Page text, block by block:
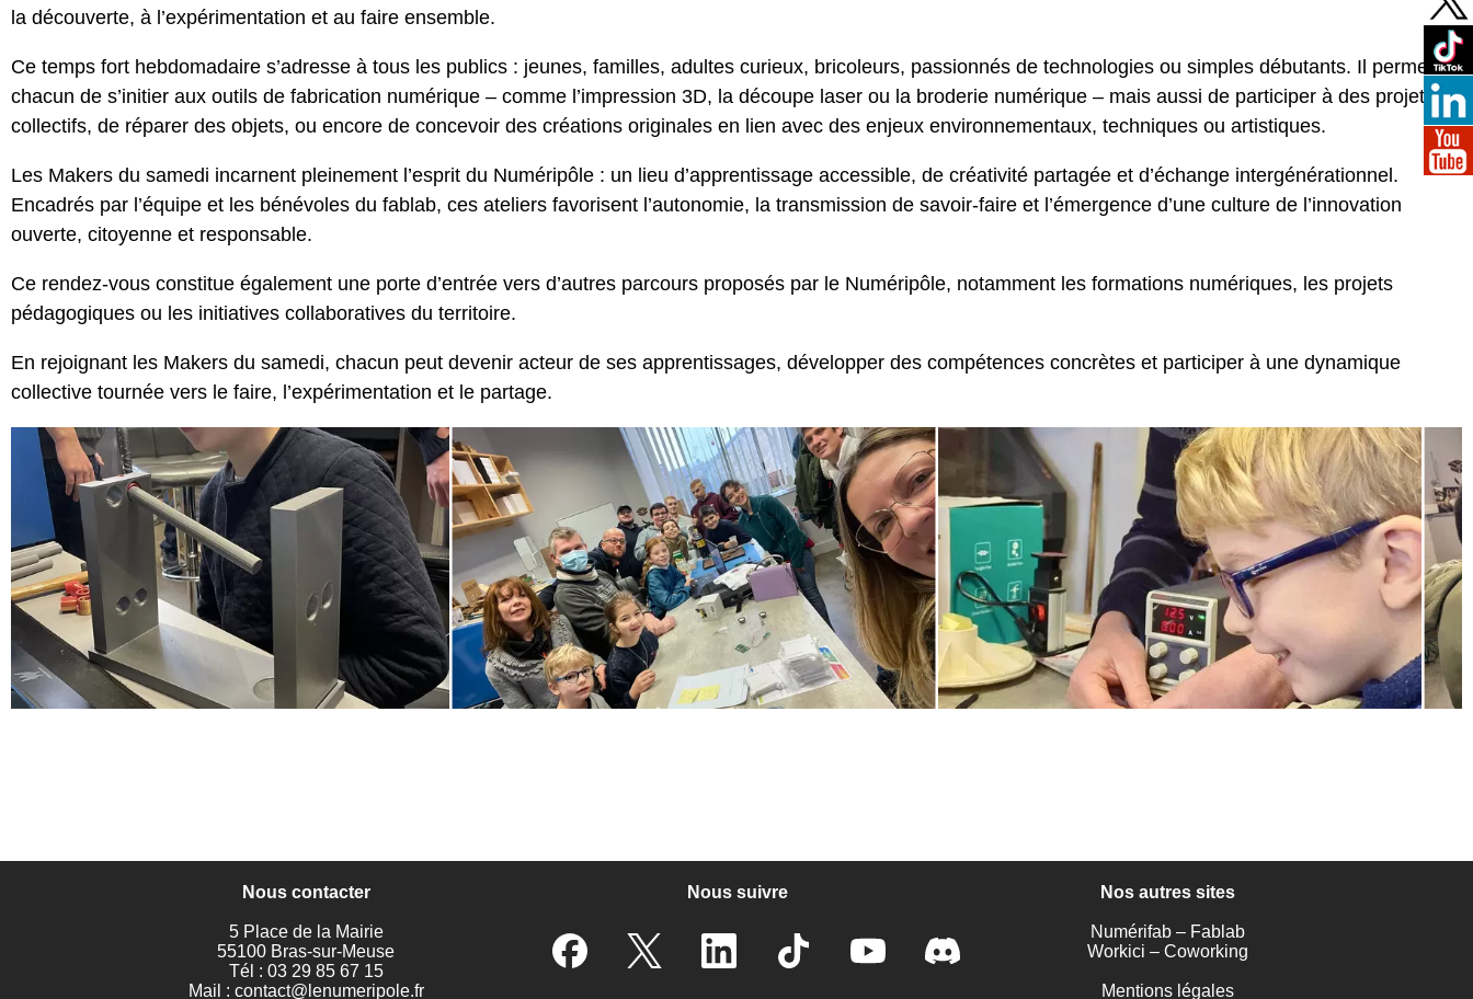
la découverte, à l’expérimentation et au faire ensemble.
Ce temps fort hebdomadaire s’adresse à tous les publics : jeunes, familles, adultes curieux, bricoleurs, passionnés de technologies ou simples débutants. Il permet à
chacun de s’initier aux outils de fabrication numérique – comme l’impression 3D, la découpe laser ou la broderie numérique – mais aussi de participer à des projets
collectifs, de réparer des objets, ou encore de concevoir des créations originales en lien avec des enjeux environnementaux, techniques ou artistiques.
Les Makers du samedi incarnent pleinement l’esprit du Numéripôle : un lieu d’apprentissage accessible, de créativité partagée et d’échange intergénérationnel.
Encadrés par l’équipe et les bénévoles du fablab, ces ateliers favorisent l’autonomie, la transmission de savoir-faire et l’émergence d’une culture de l’innovation
ouverte, citoyenne et responsable.
Ce rendez-vous constitue également une porte d’entrée vers d’autres parcours proposés par le Numéripôle, notamment les formations numériques, les projets
pédagogiques ou les initiatives collaboratives du territoire.
En rejoignant les Makers du samedi, chacun peut devenir acteur de ses apprentissages, développer des compétences concrètes et participer à une dynamique
collective tournée vers le faire, l’expérimentation et le partage.
Nous contacter
5 Place de la Mairie
55100 Bras-sur-Meuse
Tél : 03 29 85 67 15
Mail : contact@lenumeripole.fr
Nous suivre Nos autres sites
Numérifab – Fablab
Workici – Coworking
Mentions légales